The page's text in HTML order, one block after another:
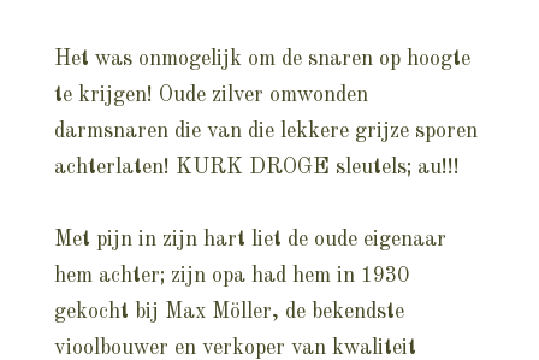
Het was onmogelijk om de snaren op hoogte
te krijgen! Oude zilver omwonden
darmsnaren die van die lekkere grijze sporen
achterlaten! KURK DROGE sleutels; au!!!
Met pijn in zijn hart liet de oude eigenaar
hem achter; zijn opa had hem in 1930
gekocht bij Max Möller, de bekendste
vioolbouwer en verkoper van kwaliteit